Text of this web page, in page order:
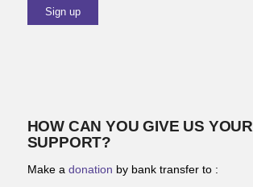
HOW CAN YOU GIVE US YOUR
SUPPORT?
Make a donation by bank transfer to :